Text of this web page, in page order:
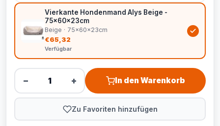
Vierkante Hondenmand Alys Beige -
75x60x23cm
Beige · 75x60x23cm
€65,32
Verfügbar
− + In den Warenkorb
Zu Favoriten hinzufügen